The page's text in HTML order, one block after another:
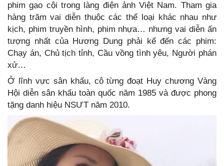
phim gạo cội trong làng điện ảnh Việt Nam. Tham gia
hàng trăm vai diễn thuộc các thể loại khác nhau như
kịch, phim truyền hình, phim nhựa… nhưng vai diễn ấn
tượng nhất của Hương Dung phải kể đến các phim:
Chạy án, Chủ tịch tỉnh, Cầu vồng tình yêu, Người phán
xử…
Ở lĩnh vực sân khấu, cô từng đoạt Huy chương Vàng
Hội diễn sân khấu toàn quốc năm 1985 và được phong
tặng danh hiệu NSƯT năm 2010.